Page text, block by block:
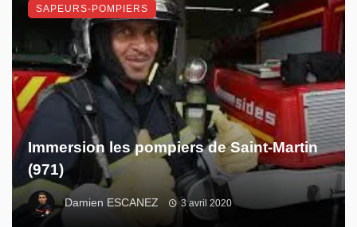
Immersion les pompiers de Saint-Martin
(971)
Damien ESCANEZ 3 avril 2020
SAPEURS-POMPIERS